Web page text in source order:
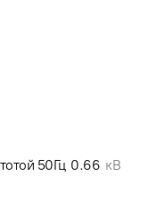
50Гц 0.66 кВ